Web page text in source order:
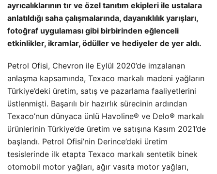
ayrıcalıklarının tır ve özel tanıtım ekipleri ile ustalara
anlatıldığı saha çalışmalarında, dayanıklılık yarışları,
fotoğraf uygulaması gibi birbirinden eğlenceli
etkinlikler, ikramlar, ödüller ve hediyeler de yer aldı.
Petrol Ofisi, Chevron ile Eylül 2020’de imzalanan
anlaşma kapsamında, Texaco markalı madeni yağların
Türkiye’deki üretim, satış ve pazarlama faaliyetlerini
üstlenmişti. Başarılı bir hazırlık sürecinin ardından
Texaco’nun dünyaca ünlü Havoline® ve Delo® markalı
ürünlerinin Türkiye’de üretim ve satışına Kasım 2021’de
başlandı. Petrol Ofisi’nin Derince’deki üretim
tesislerinde ilk etapta Texaco markalı sentetik binek
otomobil motor yağları, ağır vasıta motor yağları,